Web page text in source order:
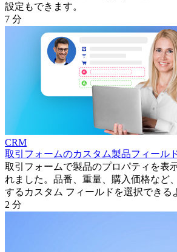
設定もできます。
7 分
CRM
取引フォームのカスタム製品フィール
取引フォームで製品のプロパティを表
れました。品番、重量、購入価格など
するカスタム フィールドを選択できる
2 分